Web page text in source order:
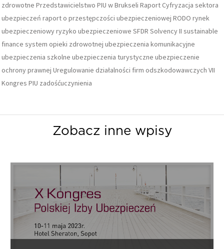
zdrowotne Przedstawicielstwo PIU w Brukseli Raport Cyfryzacja sektora
ubezpieczeń raport o przestępczości ubezpieczeniowej RODO rynek
ubezpieczeniowyryzyko ubezpieczeniowe SFDR Solvency II sustainable
finance system opieki zdrowotnej ubezpieczenia komunikacyjne
ubezpieczenia szkolne ubezpieczenia turystyczne ubezpieczenie
ochrony prawnej Uregulowanie działalności firm odszkodowawczych VII
Kongres PIU zadośćuczynienia
Zobacz inne wpisy